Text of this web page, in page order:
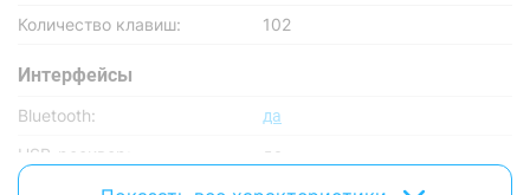
Количество клавиш:
102
Интерфейсы
Bluetooth: да
USB-ресивер: да